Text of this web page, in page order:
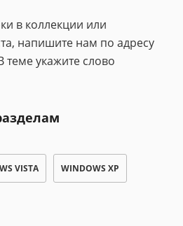
в коллекции или
напишите нам по адресу
укажите слово
VISTA WINDOWS XP